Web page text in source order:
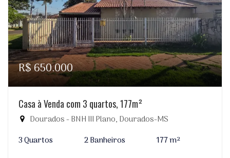
R$ 650.000
Casa à Venda com 3 quartos, 177m²
Dourados - BNH III Plano, Dourados-MS
3 Quartos
2 Banheiros
177 m²